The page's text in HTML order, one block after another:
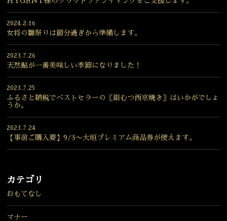
2024.2.16
女将の雛祭りは節分過ぎから準備します。
2023.7.26
天然鮎が一番美味しい季節になりました！
2023.7.25
ふるさと納税でベストセラーの〖銀むつ西京焼き〗はいかがでしょ
うか。
2023.7.24
【事前ご購入要】9/3〜大垣プレミアム商品券が使えます。
カテゴリ
おもてなし
マナー